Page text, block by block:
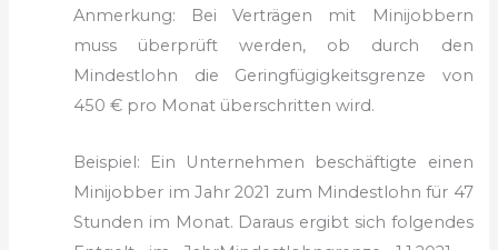
Anmerkung: Bei Verträgen mit Minijobbern
muss überprüft werden, ob durch den
Mindestlohn die Geringfügigkeitsgrenze von
450 € pro Monat überschritten wird.
Beispiel: Ein Unternehmen beschäftigte einen
Minijobber im Jahr 2021 zum Mindestlohn für 47
Stunden im Monat. Daraus ergibt sich folgendes